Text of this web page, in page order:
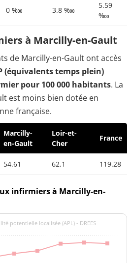
0 ‱ 3.8 ‱
5.59
‱
à Marcilly-en-Gault
de Marcilly-en-Gault ont accès
(équivalents temps plein)
pour 100 000 habitants. La
est moins bien dotée en
française.
Marcilly-
en-Gault
Loir-et-
Cher
France
54.61 62.1 119.28
infirmiers à Marcilly-en-
potentielle localisée (APL) - DREES